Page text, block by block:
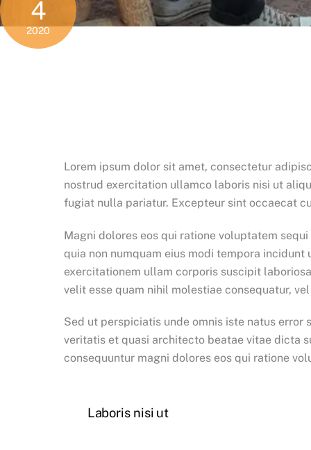
4
2020
Lorem ipsum dolor sit amet, consectetur
nostrud exercitation ullamco laboris nisi ut
fugiat nulla pariatur. Excepteur sint occaecat
Magni dolores eos qui ratione voluptatem
quia non numquam eius modi tempora
exercitationem ullam corporis suscipit
velit esse quam nihil molestiae consequatur,
Sed ut perspiciatis unde omnis iste natus
veritatis et quasi architecto beatae vitae dicta
consequuntur magni dolores eos qui ratione
Laboris nisi ut